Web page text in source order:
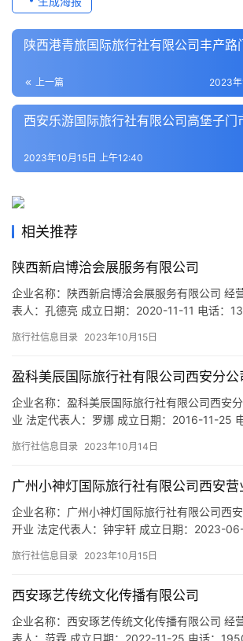
化
导
家
本
地
活
游
城
市
陕西港青旅国际旅行社有限公司丰产路
上一篇 2023
西安乐游国际旅行社有限公司高堡子门
2023年10月15日 上午12:40
相关推荐
陕西新启博洽会展服务有限公司
企业名称：陕西新启博洽会展服务有限公司 经
表人：孔德亮 成立日期：2020-11-11 电话：
91610136MAB0LMQT4K 注册地址：陕西省
一般项目：组织文化艺…
旅行社信息目录 2023年10月15日
盈科美辰国际旅行社有限公司西安分公
企业名称：盈科美辰国际旅行社有限公司西安
业 法定代表人：罗娜 成立日期：2016-11-25
91610112MA6U0DK082 注册地址：陕西省西
游业务；入境旅游…
旅行社信息目录 2023年10月14日
广州小神灯国际旅行社有限公司西安营
企业名称：广州小神灯国际旅行社有限公司西安
开业 法定代表人：钟宇轩 成立日期：2023-
安市莲湖区高新二路新世纪大厦6层C3室006
法律咨询（不含依法须律师…
旅行社信息目录 2023年10月15日
西安琢艺传统文化传播有限公司
企业名称：西安琢艺传统文化传播有限公司 经
表人：范霖 成立日期：2022-11-25 电话：